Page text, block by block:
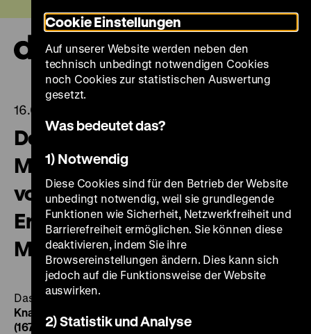
zum
Seiteninhalt
springen
16.03.2023
Deutsches Historisches
Museum restituiert Gemälde
von Hermann Knackfuß an die
Erbengemeinschaft von Rudolf
Mosse
Das Deutsche Historische Museum hat
Knackfuß‘ Gemälde „Prinz Leopold von Anhalt-Dessau
(1676-1747) in der Schlacht von Turin am 07. September
Cookie Einstellungen
Auf unserer Website werden neben den
technisch unbedingt notwendigen Cookies
noch Cookies zur statistischen Auswertung
gesetzt.
Was bedeutet das?
1) Notwendig
Diese Cookies sind für den Betrieb der Website
unbedingt notwendig, weil sie grundlegende
Funktionen wie Sicherheit, Netzwerkfreiheit und
Barrierefreiheit ermöglichen. Sie können diese
deaktivieren, indem Sie ihre
Browsereinstellungen ändern. Dies kann sich
jedoch auf die Funktionsweise der Website
auswirken.
2) Statistik und Analyse